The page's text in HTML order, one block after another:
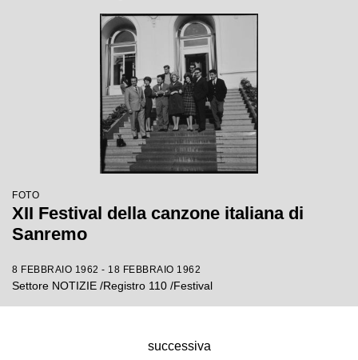
FOTO
XII Festival della canzone italiana di
Sanremo
8 FEBBRAIO 1962 - 18 FEBBRAIO 1962
Settore NOTIZIE /Registro 110 /Festival
successiva